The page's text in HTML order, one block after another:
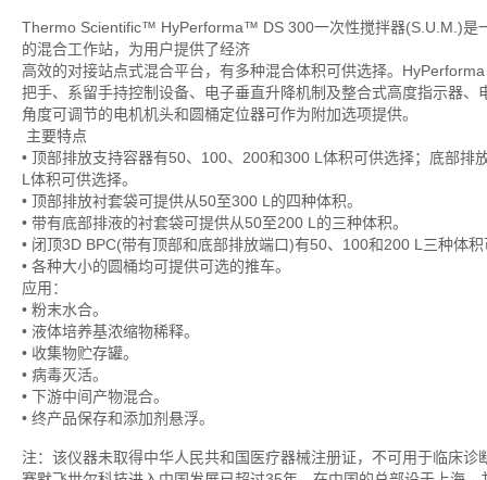
Thermo Scientific™ HyPerforma™ DS 300一次性搅拌器(S.U.M.)是
的混合工作站，为用户提供了经济
高效的对接站点式混合平台，有多种混合体积可供选择。
把手、系留手持控制设备、电子垂直升降机制及整合式高度指示器
角度可调节的电机机头和圆桶定位器可作为附加选项提供。
主要特点
• 顶部排放支持容器有50、100、200和300 L体积可供选择；底部排
L体积可供选择。
• 顶部排放衬套袋可提供从50至300 L的四种体积。
• 带有底部排液的衬套袋可提供从50至200 L的三种体积。
• 闭顶3D BPC(带有顶部和底部排放端口)有50、100和200 L三种体
• 各种大小的圆桶均可提供可选的推车。
应用：
• 粉末水合。
• 液体培养基浓缩物稀释。
• 收集物贮存罐。
• 病毒灭活。
• 下游中间产物混合。
• 终产品保存和添加剂悬浮。
注：该仪器未取得中华人民共和国医疗器械注册证，不可用于临床诊